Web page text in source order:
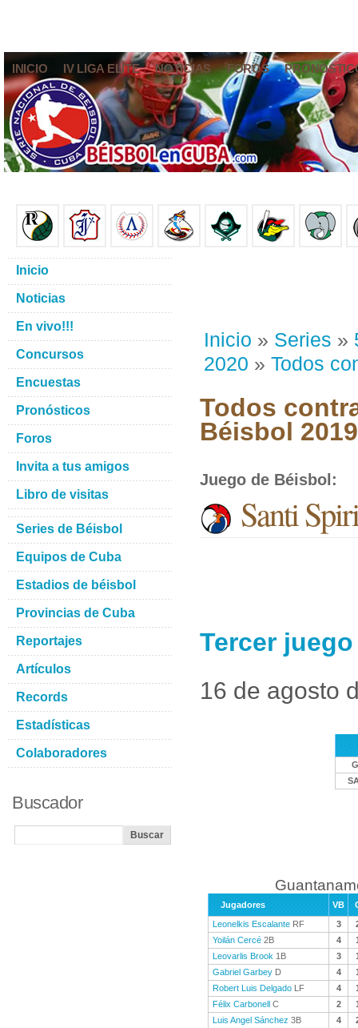
INICIO IV LIGA ELITE NOTICIAS FOROS
Inicio » Series »
2020 » Todos
Todos
Béisbol
Juego de Béisbol :
Santi
Tercer
16 de agosto
Jugadores VB
Leonelkis Escalante RF 3
Yoilán Cercé 2B 4
Leovarlis Brook 1B 3
Gabriel Garbey D 4
Robert Luis Delgado LF 4
Félix Carbonell C 2
Luis Angel Sánchez 3B 4
Inicio
Noticias
En vivo!!!
Concursos
Encuestas
Pronósticos
Foros
Invita a tus amigos
Libro de visitas
Series de Béisbol
Equipos de Cuba
Estadios de béisbol
Provincias de Cuba
Reportajes
Artículos
Records
Estadísticas
Colaboradores
Buscador